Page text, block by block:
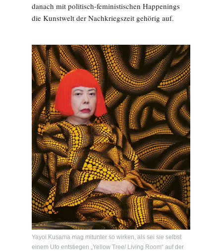
danach mit politisch-feministischen Happenings
die Kunstwelt der Nachkriegszeit gehörig auf.
Yayoi Kusama mag mitunter so wirken, als sei sie selbst
einem Ufo entstiegen „Yellow Tree/ Living Room“ auf der